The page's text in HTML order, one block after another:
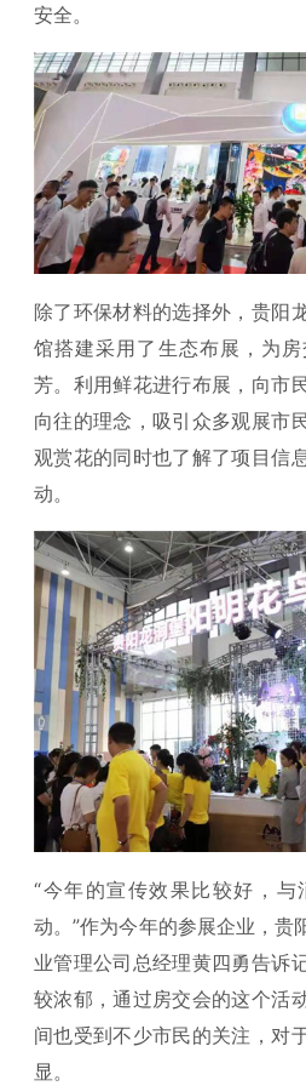
安全。
除了环保材料的选择外，贵阳
馆搭建采用了生态布展，为
芳。利用鲜花进行布展，向市
向往的理念，吸引众多观展市
观赏花的同时也了解了项目信
动。
“今年的宣传效果比较好，与
动。”作为今年的参展企业，贵
业管理公司总经理黄四勇告诉
较浓郁，通过房交会的这个活
间也受到不少市民的关注，对
显。